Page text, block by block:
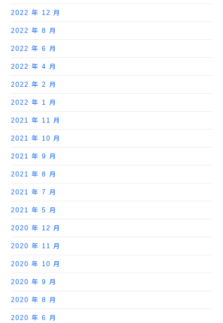
2022 年 12 月
2022 年 8 月
2022 年 6 月
2022 年 4 月
2022 年 2 月
2022 年 1 月
2021 年 11 月
2021 年 10 月
2021 年 9 月
2021 年 8 月
2021 年 7 月
2021 年 5 月
2020 年 12 月
2020 年 11 月
2020 年 10 月
2020 年 9 月
2020 年 8 月
2020 年 6 月